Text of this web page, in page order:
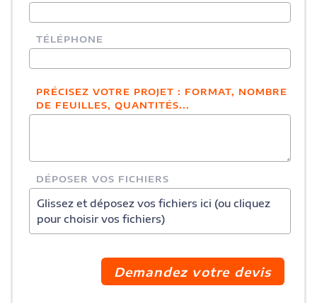
TÉLÉPHONE
PRÉCISEZ VOTRE PROJET : FORMAT, NOMBRE
DE FEUILLES, QUANTITÉS...
DÉPOSER VOS FICHIERS
Glissez et déposez vos fichiers ici (ou cliquez
pour choisir vos fichiers)